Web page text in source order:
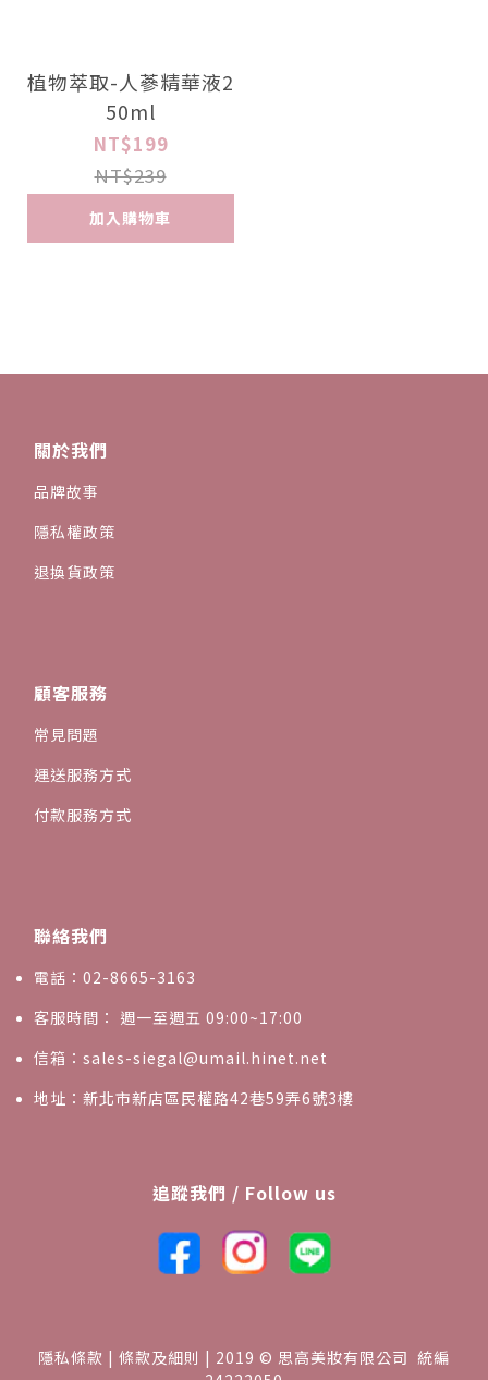
植物萃取-人蔘精華液2
50ml
NT$199
NT$239
加入購物車
關於我們
品牌故事
隱私權政策
退換貨政策
顧客服務
常見問題
運送服務方式
付款服務方式
聯絡我們
電話：02-8665-3163
客服時間： 週一至週五 09:00~17:00
信箱：sales-siegal@umail.hinet.net
地址：新北市新店區民權路42巷59弄6號3樓
追蹤我們 / Follow us
隱私條款 | 條款及細則 | 2019 © 思高美妝有限公司 統編